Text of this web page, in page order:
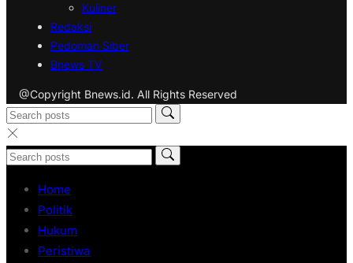
Kuliner
Redaksi
Pedoman Siber
Bnews TV
@Copyright Bnews.id. All Rights Reserved
Home
Politik
Hukum
Peristiwa